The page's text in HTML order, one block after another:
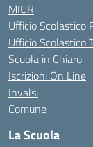
MIUR
Ufficio Scolastico
Ufficio Scolastico
Scuola in Chiaro
Iscrizioni On Line
Invalsi
Comune
La Scuola